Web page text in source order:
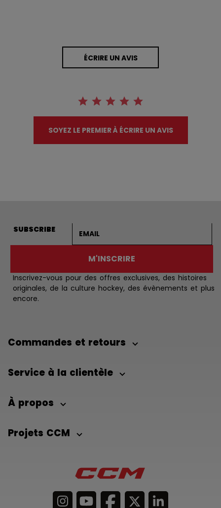
ÉCRIRE UN AVIS
SOYEZ LE PREMIER À ÉCRIRE UN AVIS
SUBSCRIBE
M'INSCRIRE
Inscrivez-vous pour des offres exclusives, des histoires
originales, de la culture hockey, des évènements et plus
encore.
Commandes et retours
Service à la clientèle
À propos
Projets CCM